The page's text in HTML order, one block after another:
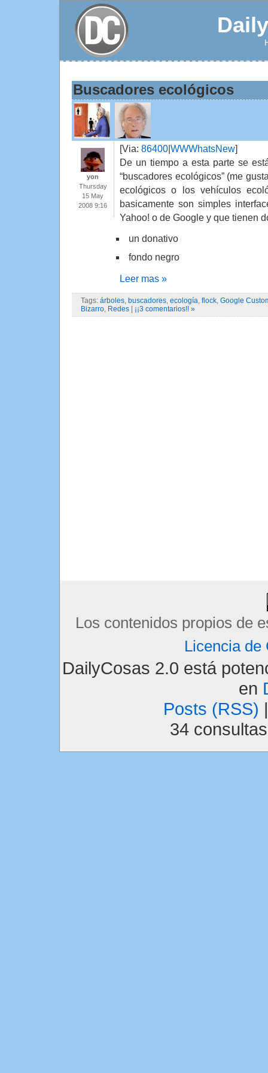
Buscadores ecológicos
yon
Thursday
15 May
2008 9:16
[Via: 86400|WWWhatsNew]
De un tiempo a esta parte se
“buscadores ecológicos” (me
ecológicos o los vehículos
basicamente son simples
Yahoo! o de Google y que tienen
un donativo
fondo negro
Leer mas »
Tags: árboles, buscadores, ecología, flock, Google
Bizarro, Redes ¡¡3 comentarios!! »
Los contenidos propios de
Licencia de
DailyCosas 2.0 está
en
Posts (RSS)
34